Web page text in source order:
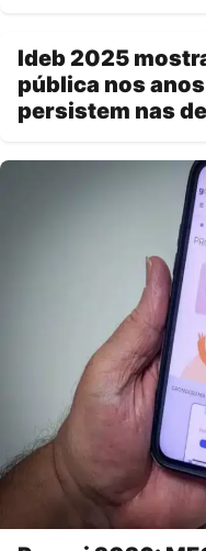
Ideb 2025
pública nos
persistem nas